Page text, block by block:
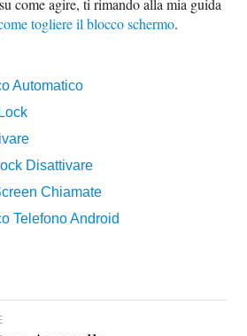
come agire, ti rimando alla mia guida
togliere il blocco schermo.